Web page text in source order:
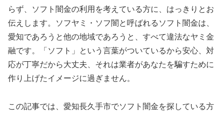
らず、ソフト闇金の利用を考えている方に、はっきりとお
伝えします。ソフヤミ・ソフ闇と呼ばれるソフト闇金は、
愛知であろうと他の地域であろうと、すべて違法なヤミ金
融です。「ソフト」という言葉がついているから安心、対
応が丁寧だから大丈夫、それは業者があなたを騙すために
作り上げたイメージに過ぎません。
この記事では、愛知長久手市でソフト闇金を探している方